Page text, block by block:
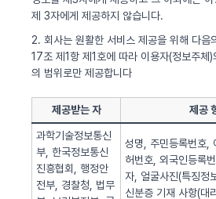
제 3자에게 제공하지 않습니다.
2. 회사는 원활한 서비스 제공을 위해 다음
17조 제1항 제1호에 따라 이용자(정보주체
의 범위로만 제공합니다
제공받는 자 제공
과학기술정보통신
부, 한국정보통신
진흥협회, 행정안
전부, 경찰청, 법무
성명, 주민등록번호,
허번호, 외국인등록
자, 얼굴사진(특징정
신분증 기재 사항(대